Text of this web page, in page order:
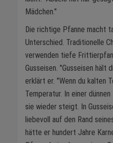
Mädchen."
Die richtige Pfanne macht
Unterschied. Traditionelle
verwenden tiefe
Gusseisen. "Gusseisen hält
erklärt er. "Wenn du kalten
Temperatur. In einer
sie wieder steigt. In
liebevoll auf den Rand
hätte er hundert Jahre